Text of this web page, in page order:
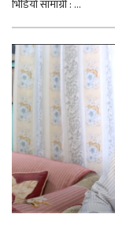
भिडियो सामाग्री : ...